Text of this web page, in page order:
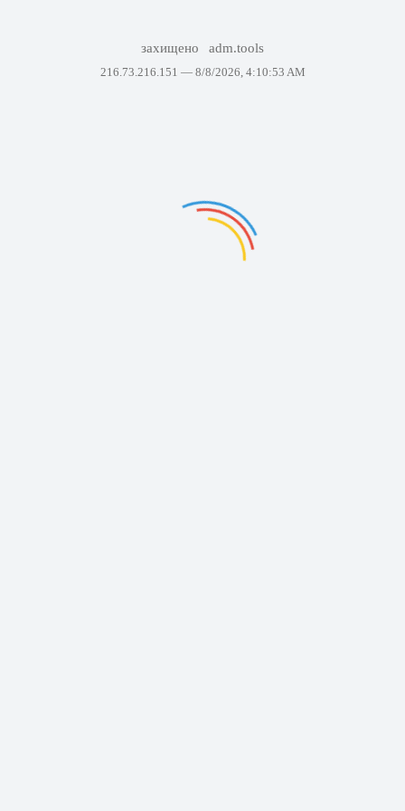
захищено adm.tools
216.73.216.151 — 8/8/2026, 4:10:53 AM